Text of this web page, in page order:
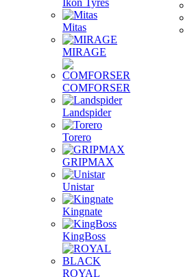
Ikon Tyres
Mitas
MIRAGE
COMFORSER
Landspider
Torero
GRIPMAX
Unistar
Kingnate
KingBoss
ROYAL